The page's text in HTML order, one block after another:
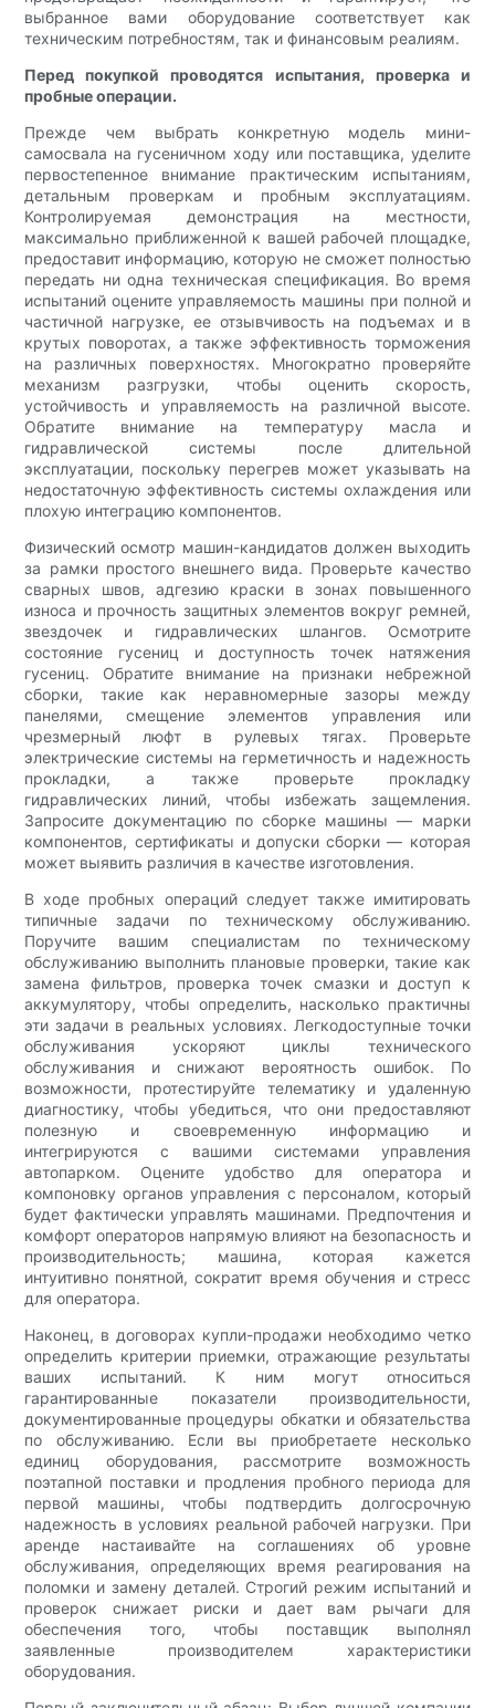
выбранное вами оборудование соответствует как
техническим потребностям, так и финансовым реалиям.
Перед покупкой проводятся испытания, проверка и
пробные операции.
Прежде чем выбрать конкретную модель мини-
самосвала на гусеничном ходу или поставщика, уделите
первостепенное внимание практическим испытаниям,
детальным проверкам и пробным эксплуатациям.
Контролируемая демонстрация на местности,
максимально приближенной к вашей рабочей площадке,
предоставит информацию, которую не сможет полностью
передать ни одна техническая спецификация. Во время
испытаний оцените управляемость машины при полной и
частичной нагрузке, ее отзывчивость на подъемах и в
крутых поворотах, а также эффективность торможения
на различных поверхностях. Многократно проверяйте
механизм разгрузки, чтобы оценить скорость,
устойчивость и управляемость на различной высоте.
Обратите внимание на температуру масла и
гидравлической системы после длительной
эксплуатации, поскольку перегрев может указывать на
недостаточную эффективность системы охлаждения или
плохую интеграцию компонентов.
Физический осмотр машин-кандидатов должен выходить
за рамки простого внешнего вида. Проверьте качество
сварных швов, адгезию краски в зонах повышенного
износа и прочность защитных элементов вокруг ремней,
звездочек и гидравлических шлангов. Осмотрите
состояние гусениц и доступность точек натяжения
гусениц. Обратите внимание на признаки небрежной
сборки, такие как неравномерные зазоры между
панелями, смещение элементов управления или
чрезмерный люфт в рулевых тягах. Проверьте
электрические системы на герметичность и надежность
прокладки, а также проверьте прокладку
гидравлических линий, чтобы избежать защемления.
Запросите документацию по сборке машины — марки
компонентов, сертификаты и допуски сборки — которая
может выявить различия в качестве изготовления.
В ходе пробных операций следует также имитировать
типичные задачи по техническому обслуживанию.
Поручите вашим специалистам по техническому
обслуживанию выполнить плановые проверки, такие как
замена фильтров, проверка точек смазки и доступ к
аккумулятору, чтобы определить, насколько практичны
эти задачи в реальных условиях. Легкодоступные точки
обслуживания ускоряют циклы технического
обслуживания и снижают вероятность ошибок. По
возможности, протестируйте телематику и удаленную
диагностику, чтобы убедиться, что они предоставляют
полезную и своевременную информацию и
интегрируются с вашими системами управления
автопарком. Оцените удобство для оператора и
компоновку органов управления с персоналом, который
будет фактически управлять машинами. Предпочтения и
комфорт операторов напрямую влияют на безопасность и
производительность; машина, которая кажется
интуитивно понятной, сократит время обучения и стресс
для оператора.
Наконец, в договорах купли-продажи необходимо четко
определить критерии приемки, отражающие результаты
ваших испытаний. К ним могут относиться
гарантированные показатели производительности,
документированные процедуры обкатки и обязательства
по обслуживанию. Если вы приобретаете несколько
единиц оборудования, рассмотрите возможность
поэтапной поставки и продления пробного периода для
первой машины, чтобы подтвердить долгосрочную
надежность в условиях реальной рабочей нагрузки. При
аренде настаивайте на соглашениях об уровне
обслуживания, определяющих время реагирования на
поломки и замену деталей. Строгий режим испытаний и
проверок снижает риски и дает вам рычаги для
обеспечения того, чтобы поставщик выполнял
заявленные производителем характеристики
оборудования.